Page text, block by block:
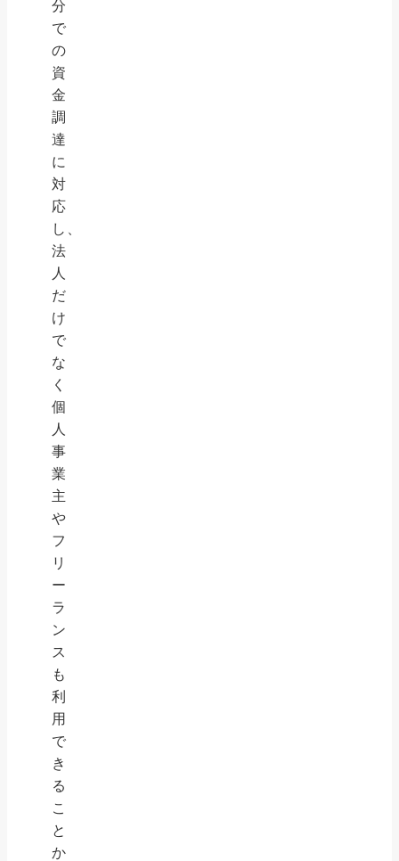
分
で
の
資
金
調
達
に
対
応
し、
法
人
だ
け
で
な
く
個
人
事
業
主
や
フ
リ
ー
ラ
ン
ス
も
利
用
で
き
る
こ
と
か